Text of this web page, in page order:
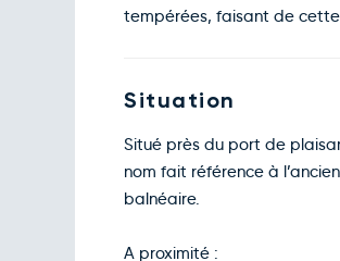
tempérées, faisant de cette
Situation
Situé près du port de
nom fait référence à
balnéaire.
A proximité :